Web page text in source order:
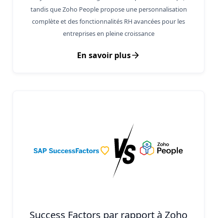
tandis que Zoho People propose une personnalisation
complète et des fonctionnalités RH avancées pour les
entreprises en pleine croissance
En savoir plus
Success Factors par rapport à Zoho